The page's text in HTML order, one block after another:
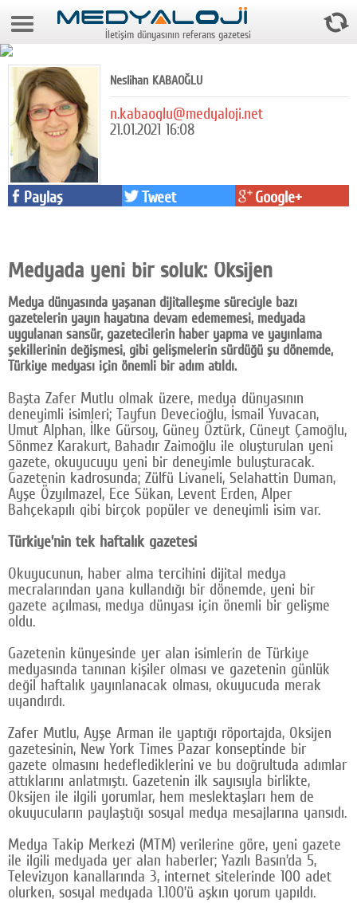
9 Ağustos 2026 10:14:46
Foto Galeri
Video Galeri
Gazeteler
Medya
Reyting-tiraj
Televizyon
Dünya
Pr
Facebook
Diziler
Karikatür
Youtube
Polemik
Reklam
Yazarlar
Künye
Facebook
Twitter
Google Plus
© 2026 TÜM HAKLARI SAKLIDIR
İletişim dünyasının referans gazetesi
Neslihan KABAOĞLU
n.kabaoglu@medyaloji.net
21.01.2021 16:08
Paylaş Tweet Google+
Medyada yeni bir soluk: Oksijen
Medya dünyasında yaşanan dijitalleşme süreciyle bazı
gazetelerin yayın hayatına devam edememesi, medyada
uygulanan sansür, gazetecilerin haber yapma ve yayınlama
şekillerinin değişmesi, gibi gelişmelerin sürdüğü şu dönemde,
Türkiye medyası için önemli bir adım atıldı.
Başta Zafer Mutlu olmak üzere, medya dünyasının
deneyimli isimleri; Tayfun Devecioğlu, İsmail Yuvacan,
Umut Alphan, İlke Gürsoy, Güney Öztürk, Cüneyt Çamoğlu,
Sönmez Karakurt, Bahadır Zaimoğlu ile oluşturulan yeni
gazete, okuyucuyu yeni bir deneyimle buluşturacak.
Gazetenin kadrosunda; Zülfü Livaneli, Selahattin Duman,
Ayşe Özyılmazel, Ece Sükan, Levent Erden, Alper
Bahçekapılı gibi birçok popüler ve deneyimli isim var.
Türkiye’nin tek haftalık gazetesi
Okuyucunun, haber alma tercihini dijital medya
mecralarından yana kullandığı bir dönemde, yeni bir
gazete açılması, medya dünyası için önemli bir gelişme
oldu.
Gazetenin künyesinde yer alan isimlerin de Türkiye
medyasında tanınan kişiler olması ve gazetenin günlük
değil haftalık yayınlanacak olması, okuyucuda merak
uyandırdı.
Zafer Mutlu, Ayşe Arman ile yaptığı röportajda, Oksijen
gazetesinin, New York Times Pazar konseptinde bir
gazete olmasını hedeflediklerini ve bu doğrultuda adımlar
attıklarını anlatmıştı. Gazetenin ilk sayısıyla birlikte,
Oksijen ile ilgili yorumlar, hem meslektaşları hem de
okuyucuların paylaştığı sosyal medya mesajlarına yansıdı.
Medya Takip Merkezi (MTM) verilerine göre, yeni gazete
ile ilgili medyada yer alan haberler; Yazılı Basın’da 5,
Televizyon kanallarında 3, internet sitelerinde 100 adet
olurken, sosyal medyada 1.100’ü aşkın yorum yapıldı.